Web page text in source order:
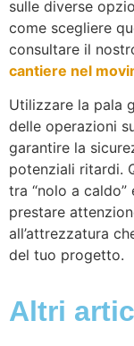
sulle diverse
come scegliere
consultare il
cantiere nel
Utilizzare la pala
delle operazioni
garantire la
potenziali ritardi.
tra “nolo a caldo”
prestare
all’attrezzatura
del tuo progetto.
Altri